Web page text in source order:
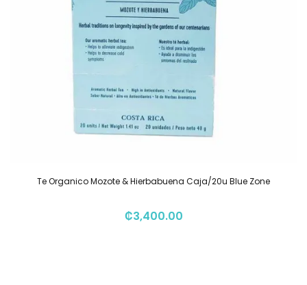
Te Organico Mozote & Hierbabuena Caja/20u Blue Zone
₡3,400.00